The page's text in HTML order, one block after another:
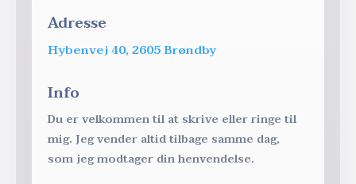
Adresse
Hybenvej 40, 2605 Brøndby
Info
Du er velkommen til at skrive eller ringe til
mig. Jeg vender altid tilbage samme dag,
som jeg modtager din henvendelse.